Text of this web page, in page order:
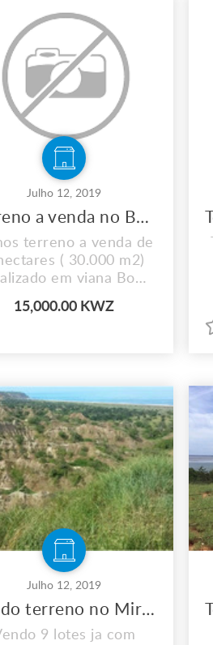
Julho 12, 2019
Terreno a venda no Bom Jesus- Viana
terreno a venda de
( 30.000 m2)
em viana Bom
Direito de
15,000.00 KWZ
Julho 12, 2019
Vendo terreno no Miradouro da Lua Benfica
9 lotes ja com